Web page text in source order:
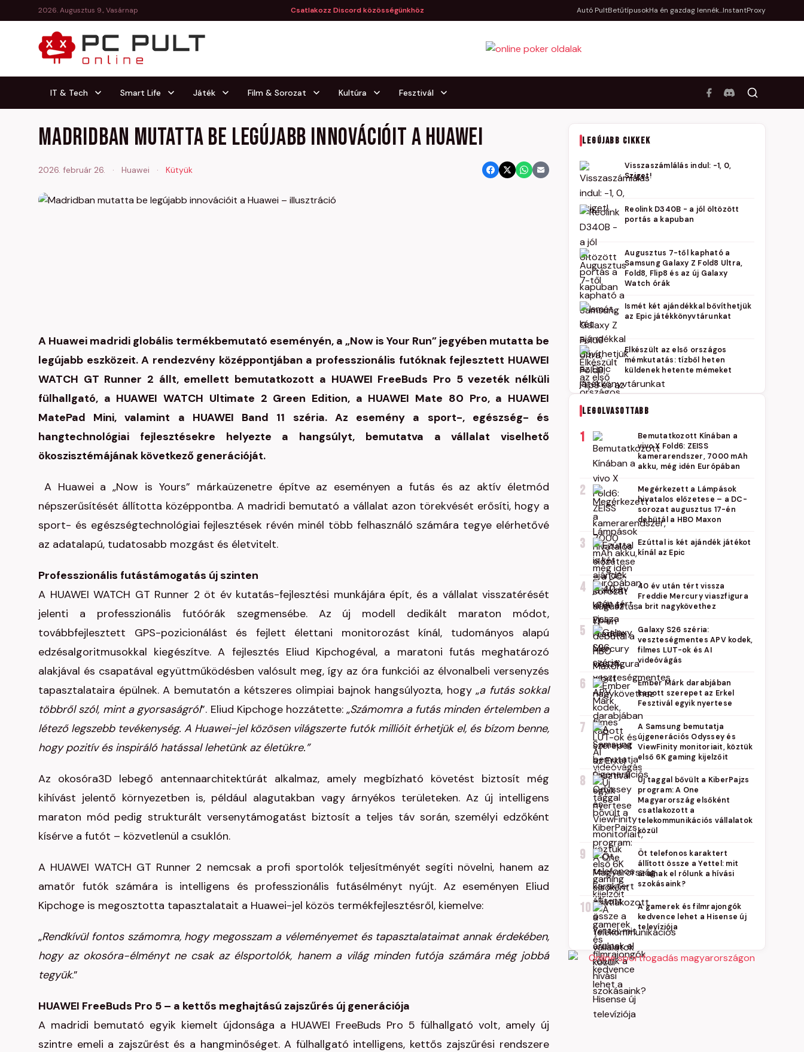
2026. Augusztus 9., Vasárnap Csatlakozz Discord közösségünkhöz Autó PultBetűtípusokHa én gazdag lennék...InstantProxy
IT & Tech Smart Life Játék Film & Sorozat Kultúra Fesztivál
Madridban mutatta be legújabb innovációit a Huawei
2026. február 26. · Huawei · Kütyük
A Huawei madridi globális termékbemutató eseményén, a „Now is Your Run” jegyében mutatta be
legújabb eszközeit. A rendezvény középpontjában a professzionális futóknak fejlesztett HUAWEI
WATCH GT Runner 2 állt, emellett bemutatkozott a HUAWEI FreeBuds Pro 5 vezeték nélküli
fülhallgató, a HUAWEI WATCH Ultimate 2 Green Edition, a HUAWEI Mate 80 Pro, a HUAWEI
MatePad Mini, valamint a HUAWEI Band 11 széria. Az esemény a sport-, egészség- és
hangtechnológiai fejlesztésekre helyezte a hangsúlyt, bemutatva a vállalat viselhető
ökoszisztémájának következő generációját.
A Huawei a „Now is Yours” márkaüzenetre építve az eseményen a futás és az aktív életmód
népszerűsítését állította középpontba. A madridi bemutató a vállalat azon törekvését erősíti, hogy a
sport- és egészségtechnológiai fejlesztések révén minél több felhasználó számára tegye elérhetővé
az adatalapú, tudatosabb mozgást és életvitelt.
Professzionális futástámogatás új szinten
A HUAWEI WATCH GT Runner 2 öt év kutatás-fejlesztési munkájára épít, és a vállalat visszatérését
jelenti a professzionális futóórák szegmensébe. Az új modell dedikált maraton módot,
továbbfejlesztett GPS-pozicionálást és fejlett élettani monitorozást kínál, tudományos alapú
edzésalgoritmusokkal kiegészítve. A fejlesztés Eliud Kipchogéval, a maratoni futás meghatározó
alakjával és csapatával együttműködésben valósult meg, így az óra funkciói az élvonalbeli versenyzés
tapasztalataira épülnek. A bemutatón a kétszeres olimpiai bajnok hangsúlyozta, hogy „a futás sokkal
többről szól, mint a gyorsaságról”. Eliud Kipchoge hozzátette: „Számomra a futás minden értelemben a
létező legszebb tevékenység. A Huawei-jel közösen világszerte futók millióit érhetjük el, és bízom benne,
hogy pozitív és inspiráló hatással lehetünk az életükre.”
Az okosóra3D lebegő antennaarchitektúrát alkalmaz, amely megbízható követést biztosít még
kihívást jelentő környezetben is, például alagutakban vagy árnyékos területeken. Az új intelligens
maraton mód pedig strukturált versenytámogatást biztosít a teljes táv során, személyi edzőként
kísérve a futót – közvetlenül a csuklón.
A HUAWEI WATCH GT Runner 2 nemcsak a profi sportolók teljesítményét segíti növelni, hanem az
amatőr futók számára is intelligens és professzionális futásélményt nyújt. Az eseményen Eliud
Kipchoge is megosztotta tapasztalatait a Huawei-jel közös termékfejlesztésről, kiemelve:
„Rendkívül fontos számomra, hogy megosszam a véleményemet és tapasztalataimat annak érdekében,
hogy az okosóra-élményt ne csak az élsportolók, hanem a világ minden futója számára még jobbá
tegyük.”
HUAWEI FreeBuds Pro 5 – a kettős meghajtású zajszűrés új generációja
A madridi bemutató egyik kiemelt újdonsága a HUAWEI FreeBuds Pro 5 fülhallgató volt, amely új
szintre emeli a zajszűrést és a hangminőséget. A fülhallgató intelligens, kettős zajszűrési rendszere
LEGÚJABB CIKKEK
Visszaszámlálás indul: -1, 0,
Sziget!
Reolink D340B - a jól öltözött
portás a kapuban
Augusztus 7-től kapható a
Samsung Galaxy Z Fold8 Ultra,
Fold8, Flip8 és az új Galaxy
Watch órák
Ismét két ajándékkal bővíthetjük
az Epic játékkönyvtárunkat
Elkészült az első országos
mémkutatás: tízből heten
küldenek hetente mémeket
LEGOLVASOTTABB
1
Bemutatkozott Kínában a
vivo X Fold6: ZEISS
kamerarendszer, 7000 mAh
akku, még idén Európában
2
Megérkezett a Lámpások
hivatalos előzetese – a DC-
sorozat augusztus 17-én
debütál a HBO Maxon
3
Ezúttal is két ajándék játékot
kínál az Epic
4
40 év után tért vissza
Freddie Mercury viaszfigura
a brit nagykövethez
5
Galaxy S26 széria:
veszteségmentes APV kodek,
filmes LUT-ok és AI
videóvágás
6
Ember Márk darabjában
kapott szerepet az Erkel
Fesztivál egyik nyertese
7
A Samsung bemutatja
újgenerációs Odyssey és
ViewFinity monitoriait, köztük
első 6K gaming kijelzőit
8
Új taggal bővült a KiberPajzs
program: A One
Magyarország elsőként
csatlakozott a
telekommunikációs vállalatok
közül
9
Öt telefonos karaktert
állított össze a Yettel: mit
árulnak el rólunk a hívási
szokásaink?
10
A gamerek és filmrajongók
kedvence lehet a Hisense új
televíziója